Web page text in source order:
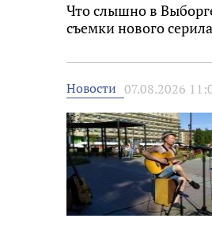
Что слышно в
съемки нового серила
Новости 07.08.2026